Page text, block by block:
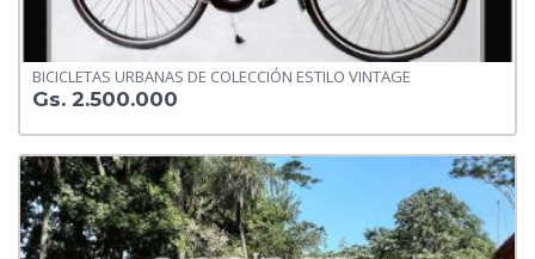
BICICLETAS URBANAS DE COLECCIÓN ESTILO VINTAGE
Gs. 2.500.000